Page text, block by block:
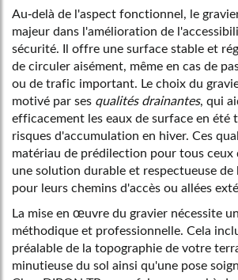
Au-delà de l'aspect fonctionnel, le
majeur dans l'amélioration de
sécurité. Il offre une surface stable et
de circuler aisément, même en cas de
ou de trafic important. Le choix du
motivé par ses qualités drainantes, qui
efficacement les eaux de surface en
risques d'accumulation en hiver. Ces
matériau de prédilection pour tous
une solution durable et respectueuse
pour leurs chemins d'accès ou allées
La mise en œuvre du gravier nécessite
méthodique et professionnelle. Cela
préalable de la topographie de votre
minutieuse du sol ainsi qu'une pose